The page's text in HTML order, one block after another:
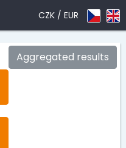
CZK / EUR
Aggregated results